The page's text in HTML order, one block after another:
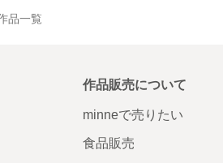
品一覧
作品販売について
minneで売りたい
食品販売